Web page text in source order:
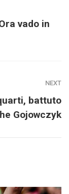
vado in
NEXT
battuto
Gojowczyk